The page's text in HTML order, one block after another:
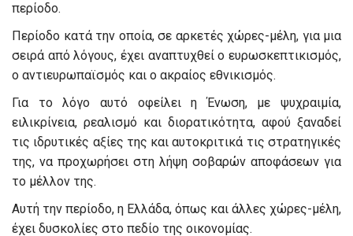
περίοδο.
Περίοδο κατά την οποία, σε αρκετές χώρες-μέλη, για μια
σειρά από λόγους, έχει αναπτυχθεί ο ευρωσκεπτικισμός,
ο αντιευρωπαϊσμός και ο ακραίος εθνικισμός.
Για το λόγο αυτό οφείλει η Ένωση, με ψυχραιμία,
ειλικρίνεια, ρεαλισμό και διορατικότητα, αφού ξαναδεί
τις ιδρυτικές αξίες της και αυτοκριτικά τις στρατηγικές
της, να προχωρήσει στη λήψη σοβαρών αποφάσεων για
το μέλλον της.
Αυτή την περίοδο, η Ελλάδα, όπως και άλλες χώρες-μέλη,
έχει δυσκολίες στο πεδίο της οικονομίας.